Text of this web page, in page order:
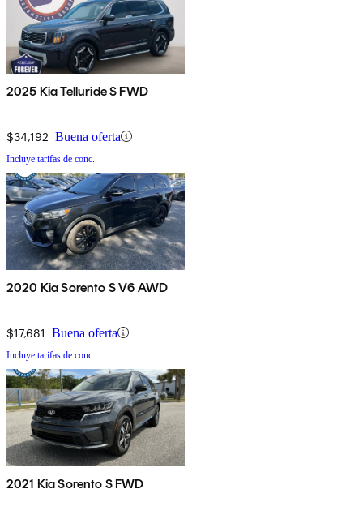
2025 Kia Telluride S FWD
$34,192 Buena oferta
Incluye tarifas de conc.
2020 Kia Sorento S V6 AWD
$17,681 Buena oferta
Incluye tarifas de conc.
2021 Kia Sorento S FWD